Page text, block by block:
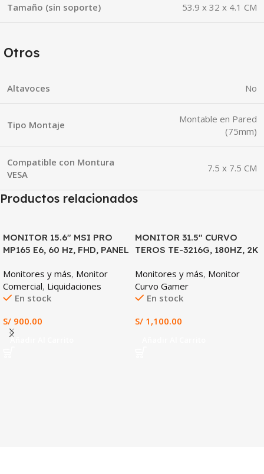
Tamaño (sin soporte) 53.9 x 32 x 4.1 CM
Otros
Altavoces No
Tipo Montaje
Montable en Pared
(75mm)
Compatible con Montura
VESA
7.5 x 7.5 CM
Productos relacionados
MONITOR 15.6″ MSI PRO
MP165 E6, 60 Hz, FHD, PANEL
Monitores y más, Monitor
Comercial, Liquidaciones
En stock
S/ 900.00
Añadir Al Carrito
MONITOR 31.5″ CURVO
TEROS TE-3216G, 180HZ, 2K
Monitores y más, Monitor
Curvo Gamer
En stock
S/ 1,100.00